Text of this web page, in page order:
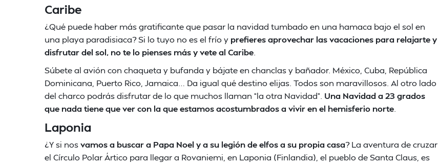
Caribe
¿Qué puede haber más gratificante que pasar la navidad tumbado en una hamaca bajo el sol en
una playa paradisiaca? Si lo tuyo no es el frío y prefieres aprovechar las vacaciones para relajarte y
disfrutar del sol, no te lo pienses más y vete al Caribe
Súbete al avión con chaqueta y bufanda y bájate en chanclas y bañador. México, Cuba, República
Dominicana, Puerto Rico, Jamaica… Da igual qué destino elijas. Todos son maravillosos. Al otro lado
del charco podrás disfrutar de lo que muchos llaman “la otra Navidad”. Una Navidad a 23 grados
que nada tiene que ver con la que estamos acostumbrados a vivir en el hemisferio norte
Laponia
¿Y si nosvamos a buscar a Papa Noel y a su legión de elfos a su propia casa? La aventura de cruzar
el Círculo Polar Ártico para llegar a Rovaniemi, en Laponia (Finlandia), el pueblo de Santa Claus, es